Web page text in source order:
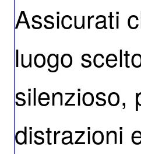
Assicurati
luogo
silenzioso,
distrazioni